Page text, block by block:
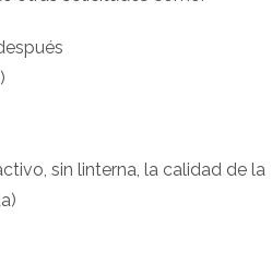
sin linterna, la calidad de la